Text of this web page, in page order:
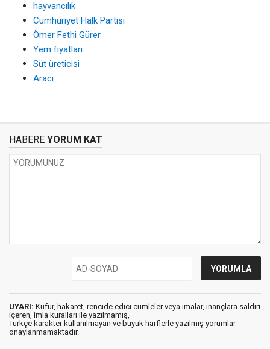
hayvancılık
Cumhuriyet Halk Partisi
Ömer Fethi Gürer
Yem fiyatları
Süt üreticisi
Aracı
HABERE YORUM KAT
UYARI: Küfür, hakaret, rencide edici cümleler veya imalar, inançlara saldırı
içeren, imla kuralları ile yazılmamış,
Türkçe karakter kullanılmayan ve büyük harflerle yazılmış yorumlar
onaylanmamaktadır.